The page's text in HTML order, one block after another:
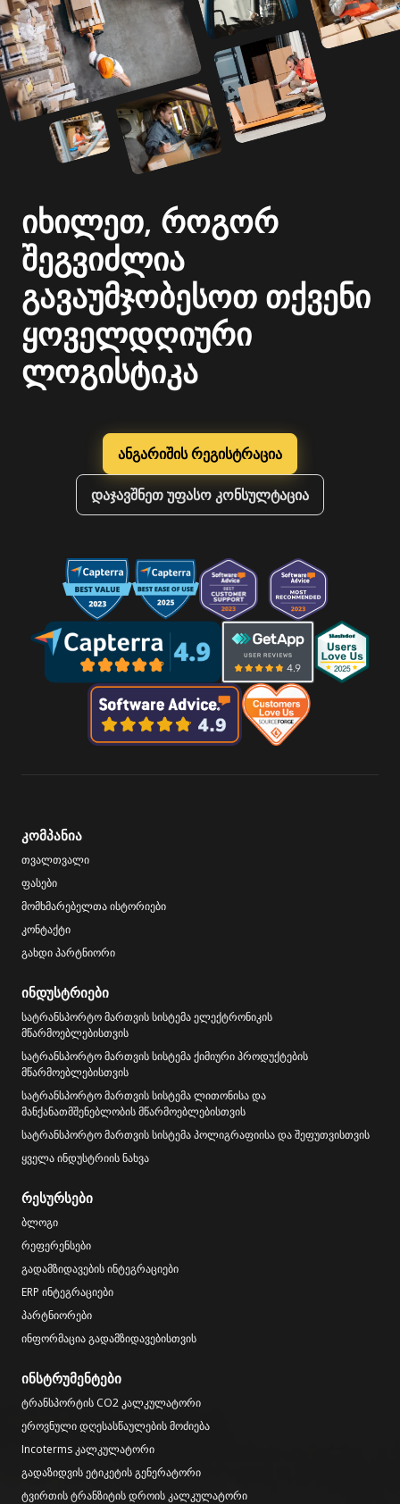
იხილეთ, როგორ
შეგვიძლია
გავაუმჯობესოთ თქვენი
ყოველდღიური
ლოგისტიკა
ანგარიშის რეგისტრაცია
დაჯავშნეთ უფასო კონსულტაცია
კომპანია
თვალთვალი
ფასები
მომხმარებელთა ისტორიები
კონტაქტი
გახდი პარტნიორი
ინდუსტრიები
სატრანსპორტო მართვის სისტემა ელექტრონიკის
მწარმოებლებისთვის
სატრანსპორტო მართვის სისტემა ქიმიური პროდუქტების
მწარმოებლებისთვის
სატრანსპორტო მართვის სისტემა ლითონისა და
მანქანათმშენებლობის მწარმოებლებისთვის
სატრანსპორტო მართვის სისტემა პოლიგრაფიისა და შეფუთვისთვის
ყველა ინდუსტრიის ნახვა
რესურსები
ბლოგი
რეფერენსები
გადამზიდავების ინტეგრაციები
ERP ინტეგრაციები
პარტნიორები
ინფორმაცია გადამზიდავებისთვის
ინსტრუმენტები
ტრანსპორტის CO2 კალკულატორი
ეროვნული დღესასწაულების მოძიება
Incoterms კალკულატორი
გადაზიდვის ეტიკეტის გენერატორი
ტვირთის ტრანზიტის დროის კალკულატორი